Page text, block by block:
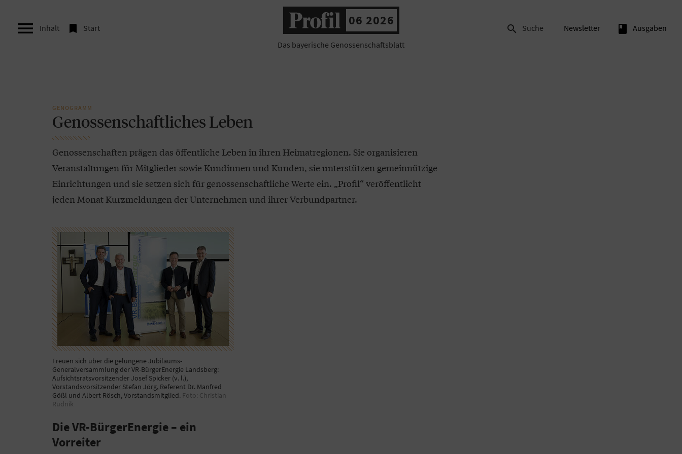
 Inhalt  Start
06 2026
Das bayerische Genossenschaftsblatt
 Suche Newsletter book Ausgaben
GENOGRAMM
Genossenschaftliches Leben
Genossenschaften prägen das öffentliche Leben in ihren Heimatregionen. Sie organisieren
Veranstaltungen für Mitglieder sowie Kundinnen und Kunden, sie unterstützen gemeinnützige
Einrichtungen und sie setzen sich für genossenschaftliche Werte ein. „Profil“ veröffentlicht
jeden Monat Kurzmeldungen der Unternehmen und ihrer Verbundpartner.
Freuen sich über die gelungene Jubiläums-
Generalversammlung der VR-BürgerEnergie Landsberg:
Aufsichtsratsvorsitzender Josef Spicker (v. l.),
Vorstandsvorsitzender Stefan Jörg, Referent Dr. Manfred
Gößl und Albert Rösch, Vorstandsmitglied. Foto: Christian
Rudnik
Die VR-BürgerEnergie – ein
Vorreiter